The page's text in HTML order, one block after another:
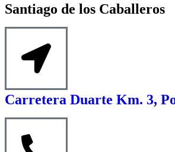
Santiago de los Caballeros
Carretera Duarte Km. 3,